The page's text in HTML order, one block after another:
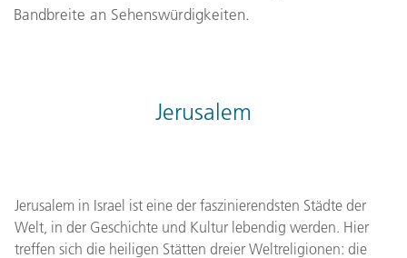
Bandbreite an Sehenswürdigkeiten.
Jerusalem
Jerusalem in Israel ist eine der faszinierendsten Städte der
Welt, in der Geschichte und Kultur lebendig werden. Hier
treffen sich die heiligen Stätten dreier Weltreligionen: die